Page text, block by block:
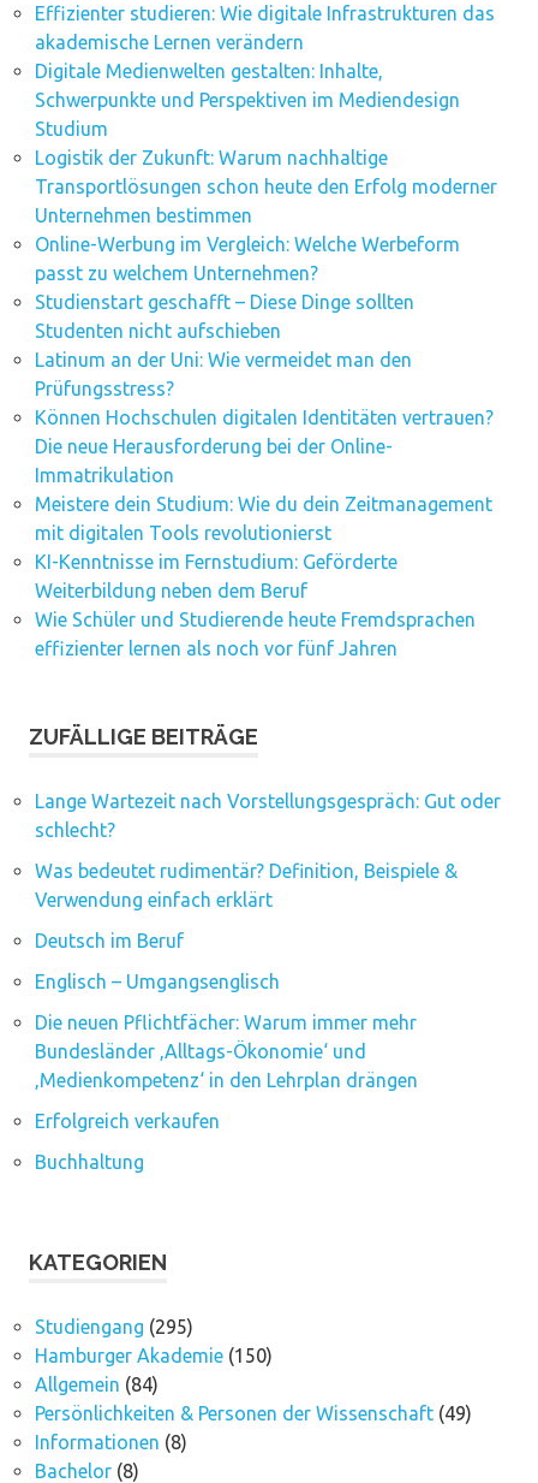
Effizienter studieren: Wie digitale Infrastrukturen das
akademische Lernen verändern
Digitale Medienwelten gestalten: Inhalte,
Schwerpunkte und Perspektiven im Mediendesign
Studium
Logistik der Zukunft: Warum nachhaltige
Transportlösungen schon heute den Erfolg moderner
Unternehmen bestimmen
Online-Werbung im Vergleich: Welche Werbeform
passt zu welchem Unternehmen?
Studienstart geschafft – Diese Dinge sollten
Studenten nicht aufschieben
Latinum an der Uni: Wie vermeidet man den
Prüfungsstress?
Können Hochschulen digitalen Identitäten vertrauen?
Die neue Herausforderung bei der Online-
Immatrikulation
Meistere dein Studium: Wie du dein Zeitmanagement
mit digitalen Tools revolutionierst
KI-Kenntnisse im Fernstudium: Geförderte
Weiterbildung neben dem Beruf
Wie Schüler und Studierende heute Fremdsprachen
effizienter lernen als noch vor fünf Jahren
ZUFÄLLIGE BEITRÄGE
Lange Wartezeit nach Vorstellungsgespräch: Gut oder
schlecht?
Was bedeutet rudimentär? Definition, Beispiele &
Verwendung einfach erklärt
Deutsch im Beruf
Englisch – Umgangsenglisch
Die neuen Pflichtfächer: Warum immer mehr
Bundesländer ‚Alltags-Ökonomie‘ und
‚Medienkompetenz‘ in den Lehrplan drängen
Erfolgreich verkaufen
Buchhaltung
KATEGORIEN
Studiengang (295)
Hamburger Akademie(150)
Allgemein (84)
Persönlichkeiten & Personen der Wissenschaft(49)
Informationen (8)
Bachelor(8)